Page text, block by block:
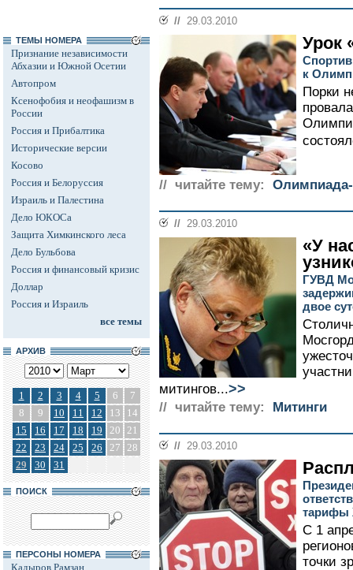
ТЕМЫ НОМЕРА
Признание независимости
Абхазии и Южной Осетии
Автопром
Ксенофобия и неофашизм в
России
Россия и Прибалтика
Исторические версии
Косово
Россия и Белоруссия
Израиль и Палестина
Дело ЮКОСа
Защита Химкинского леса
Дело Бульбова
Россия и финансовый кризис
Доллар
Россия и Израиль
все темы
АРХИВ
1 2 3 4 5 6
7
8
9 10 11 12 13
14
15
16 17 18 19 20 21
22
23 24 25 26 27 28
29
30 31
ПОИСК
ПЕРСОНЫ НОМЕРА
Кадыров Рамзан
// 29.03.2010
Урок
к
Порки
// читайте тему: Олимпиада-
// 29.03.2010
«У
ГУВД
двое
митингов...>>
// читайте тему: Митинги
// 29.03.2010
тарифы
С 1
точки